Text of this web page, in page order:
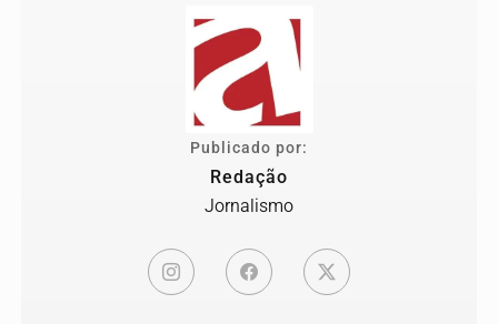
Publicado por:
Redação
Jornalismo